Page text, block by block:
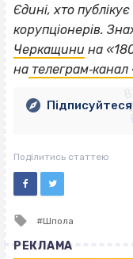
Єдині, хто
корупціонерів.
Черкащини на
на
Поділитись статтею
Tagged
Шпола
РЕКЛАМА